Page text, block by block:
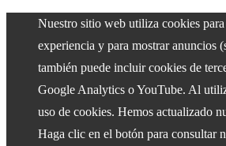
Nuestro sitio web utiliza cookies para
experiencia y para mostrar anuncios
también puede incluir cookies de
Google Analytics o YouTube. Al
uso de cookies. Hemos actualizado
Haga clic en el botón para consultar